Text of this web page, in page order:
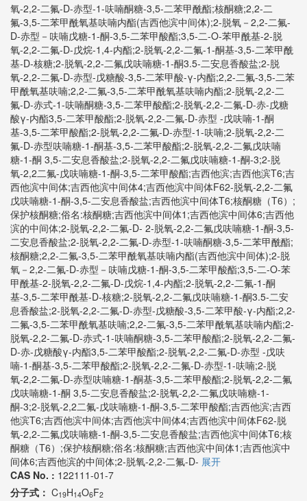
氧-2,2-二氟-D-赤型-1-呋喃酮糖-3,5-二苯甲酰酯;核酮糖;2,2-二
氟-3,5-二苯甲酰氧基呋喃内酯(吉西他滨中间体);2-脱氧－2,2-二氟-
D-赤型－呋喃戊糖-1-酮-3,5-二苯甲酸酯;3,5-二-O-苯甲酰基-2-脱
氧-2,2-二氟-D-戊烷-1,4-内酯;2-脱氧-2,2-二氟-1-酮基-3,5-二苯甲酰
基-D-核糖;2-脱氧-2,2-二氟戊呋喃糖-1-酮3.5-二安息香酸盐;2-脱
氧-2,2-二氟-D-赤型-戊糖酸-3,5-二苯甲酸-γ-内酯;2,2-二氟-3,5-二苯
甲酰氧基呋喃;2,2-二氟-3,5-二苯甲酰氧基呋喃内酯;2-脱氧-2,2-二
氟-D-赤式-1-呋喃酮糖-3,5-二苯甲酸酯;2-脱氧-2,2-二氟-D-赤-戊糖
酸γ-内酯3,5-二苯甲酸酯;2-脱氧-2,2-二氟-D-赤型 -戊呋喃-1-酮
基-3,5-二苯甲酸酯;2-脱氧-2,2-二氟-D-赤型-1-呋喃;2-脱氧-2,2-二
氟-D-赤型呋喃糖-1-酮基-3,5-二苯甲酸酯;2-脱氧-2,2-二氟戊呋喃
糖-1-酮 3,5-二安息香酸盐;2-脱氧-2,2-二氟戊呋喃糖-1-酮-3;2-脱
氧-2,2二氟-戊呋喃糖-1-酮-3,5-二苯甲酸酯;吉西他滨;吉西他滨T6;吉
西他滨中间体;吉西他滨中间体4;吉西他滨中间体F62-脱氧-2,2-二氟
戊呋喃糖-1-酮-3,5-二安息香酸盐;吉西他滨中间体T6;核酮糖（T6）;
保护核酮糖;俗名:核酮糖;吉西他滨中间体1;吉西他滨中间体6;吉西他
滨的中间体;2-脱氧-2,2-二氟-D- 2-脱氧-2,2-二氟戊呋喃糖-1-酮-3,5-
二安息香酸盐;2-脱氧-2,2-二氟-D-赤型-1-呋喃酮糖-3,5-二苯甲酰酯;
核酮糖;2,2-二氟-3,5-二苯甲酰氧基呋喃内酯(吉西他滨中间体);2-脱
氧－2,2-二氟-D-赤型－呋喃戊糖-1-酮-3,5-二苯甲酸酯;3,5-二-O-苯
甲酰基-2-脱氧-2,2-二氟-D-戊烷-1,4-内酯;2-脱氧-2,2-二氟-1-酮
基-3,5-二苯甲酰基-D-核糖;2-脱氧-2,2-二氟戊呋喃糖-1-酮3.5-二安
息香酸盐;2-脱氧-2,2-二氟-D-赤型-戊糖酸-3,5-二苯甲酸-γ-内酯;2,2-
二氟-3,5-二苯甲酰氧基呋喃;2,2-二氟-3,5-二苯甲酰氧基呋喃内酯;2-
脱氧-2,2-二氟-D-赤式-1-呋喃酮糖-3,5-二苯甲酸酯;2-脱氧-2,2-二氟-
D-赤-戊糖酸γ-内酯3,5-二苯甲酸酯;2-脱氧-2,2-二氟-D-赤型 -戊呋
喃-1-酮基-3,5-二苯甲酸酯;2-脱氧-2,2-二氟-D-赤型-1-呋喃;2-脱
氧-2,2-二氟-D-赤型呋喃糖-1-酮基-3,5-二苯甲酸酯;2-脱氧-2,2-二氟
戊呋喃糖-1-酮 3,5-二安息香酸盐;2-脱氧-2,2-二氟戊呋喃糖-1-
酮-3;2-脱氧-2,2二氟-戊呋喃糖-1-酮-3,5-二苯甲酸酯;吉西他滨;吉西
他滨T6;吉西他滨中间体;吉西他滨中间体4;吉西他滨中间体F62-脱
氧-2,2-二氟戊呋喃糖-1-酮-3,5-二安息香酸盐;吉西他滨中间体T6;核
酮糖（T6）;保护核酮糖;俗名:核酮糖;吉西他滨中间体1;吉西他滨中
间体6;吉西他滨的中间体;2-脱氧-2,2-二氟-D- 展开
CAS No. : 122111-01-7
分子式： C19H14O6F2